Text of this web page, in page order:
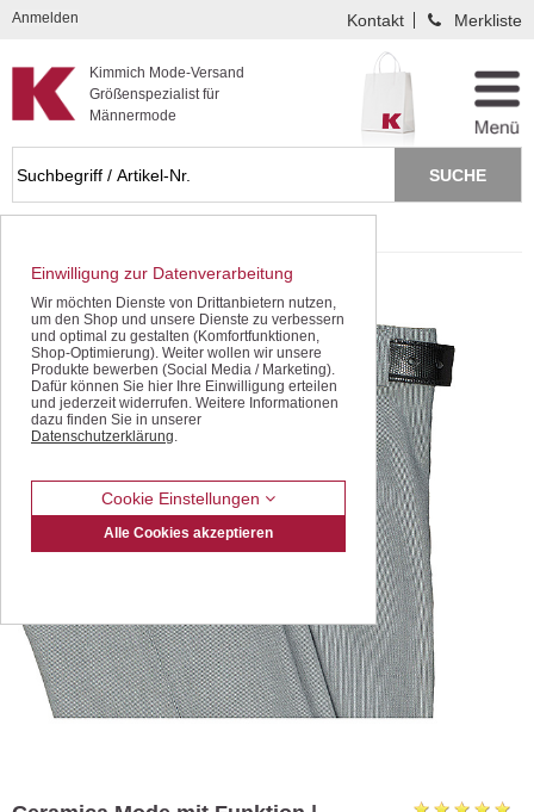
Kompletten Head der Seite überspringen
Kimmich Mode-Versand
Größenspezialist für
Männermode
Anmelden Kontakt Merkliste
Einwilligung zur Datenverarbeitung
Wir möchten Dienste von Drittanbietern nutzen,
um den Shop und unsere Dienste zu verbessern
und optimal zu gestalten (Komfortfunktionen,
Shop-Optimierung). Weiter wollen wir unsere
Produkte bewerben (Social Media / Marketing).
Dafür können Sie hier Ihre Einwilligung erteilen
und jederzeit widerrufen. Weitere Informationen
dazu finden Sie in unserer
Datenschutzerklärung.
Cookie Einstellungen
Alle Cookies akzeptieren